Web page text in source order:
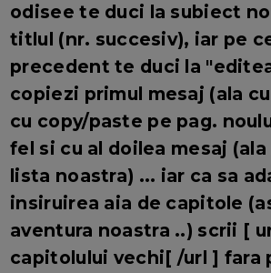
odisee te duci la subiect
titlul (nr. succesiv), iar pe
precedent te duci la
copiezi primul mesaj (ala
cu copy/paste pe pag.
fel si cu al doilea mesaj (ala
lista noastra) ... iar ca sa
insiruirea aia de capitole
aventura noastra ..) scrii [
capitolului vechi[ /url ] fara